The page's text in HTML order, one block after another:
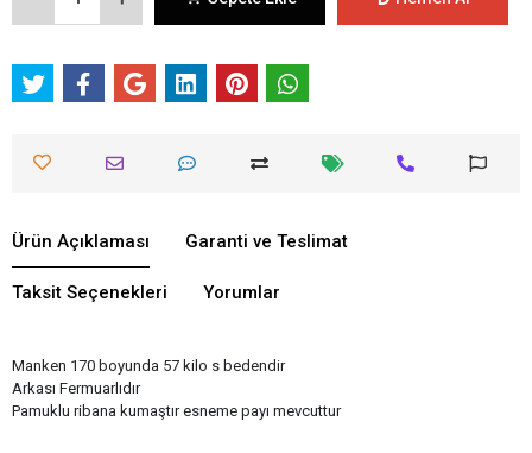
Ürün Açıklaması Garanti ve Teslimat
Taksit Seçenekleri Yorumlar
Manken 170 boyunda 57 kilo s bedendir
Arkası Fermuarlıdır
Pamuklu ribana kumaştır esneme payı mevcuttur